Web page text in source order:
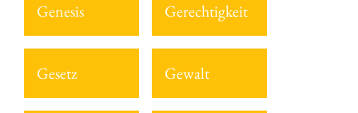
Genesis Gerechtigkeit
Gesetz Gewalt